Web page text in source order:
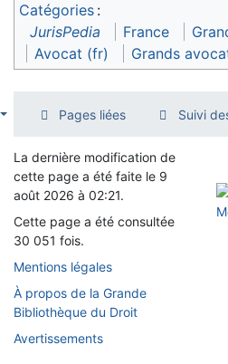
Catégories :
JurisPedia
France
Avocat (fr)
Grands
Pages liées Suivi
La dernière modification de
cette page a été faite le 9
août 2026 à 02:21.
Cette page a été consultée
30 051 fois.
Mentions légales
À propos de la Grande
Bibliothèque du Droit
Avertissements